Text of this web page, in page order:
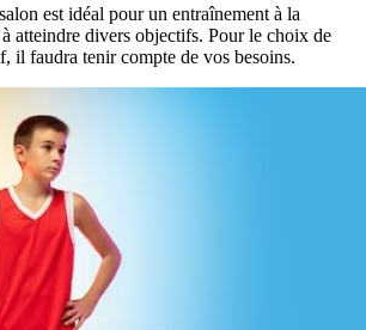
est idéal pour un entraînement à la
atteindre divers objectifs. Pour le choix de
il faudra tenir compte de vos besoins.